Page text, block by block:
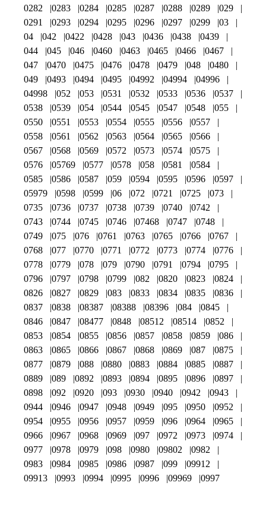
0282 0283 0284 0285 0287 0288 0289
029
0291
0293 0294 0295 0296 0297 0299
03
04
042 0422 0428 043 0436 0438
0439
044
045 046 0460 0463 0465 0466
0467
047
0470 0475 0476 0478 0479 048
0480
049
0493 0494 0495 04992 04994
04996
04998
052 053 0531 0532 0533 0536
0537
0538
0539 054 0544 0545 0547 0548
055
0550
0551 0553 0554 0555 0556
0557
0558
0561 0562 0563 0564 0565
0566
0567
0568 0569 0572 0573 0574
0575
0576
05769 0577 0578 058 0581
0584
0585
0586 0587 059 0594 0595 0596
0597
05979
0598 0599 06 072 0721 0725
073
0735
0736 0737 0738 0739 0740
0742
0743
0744 0745 0746 07468 0747
0748
0749
075 076 0761 0763 0765 0766
0767
0768
077 0770 0771 0772 0773 0774
0776
0778
0779 078 079 0790 0791 0794
0795
0796
0797 0798 0799 082 0820 0823
0824
0826
0827 0829 083 0833 0834 0835
0836
0837
0838 08387 08388 08396 084
0845
0846
0847 08477 0848 08512 08514
0852
0853
0854 0855 0856 0857 0858 0859
086
0863
0865 0866 0867 0868 0869 087
0875
0877
0879 088 0880 0883 0884 0885
0887
0889
089 0892 0893 0894 0895 0896
0897
0898
092 0920 093 0930 0940 0942
0943
0944
0946 0947 0948 0949 095 0950
0952
0954
0955 0956 0957 0959 096 0964
0965
0966
0967 0968 0969 097 0972 0973
0974
0977
0978 0979 098 0980 09802
0982
0983
0984 0985 0986 0987 099
09912
09913
0993 0994 0995 0996 09969 0997